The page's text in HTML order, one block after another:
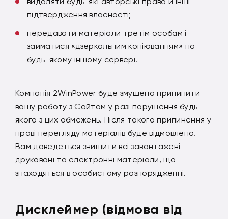
підтвердження власності;
передавати матеріали третім особам і
займатися «дзеркальним копіюванням» на
будь-якому іншому сервері.
Компанія 2WinPower буде змушена припинити
вашу роботу з Сайтом у разі порушення будь-
якого з цих обмежень. Після такого припинення у
праві перегляду матеріалів буде відмовлено.
Вам доведеться знищити всі завантажені
друковані та електронні матеріали, що
знаходяться в особистому розпорядженні.
Дисклеймер (відмова від